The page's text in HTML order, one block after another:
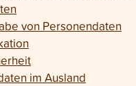
von Personen­daten
im Ausland